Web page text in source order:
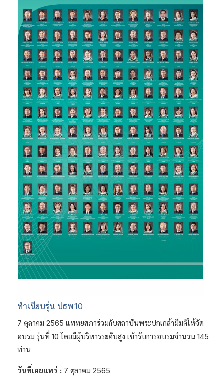
ทำเนียบรุ่น ปธพ.10
7 ตุลาคม 2565 แพทยสภาร่วมกับสถาบันพระปกเกล้ามีมติให้จัด
อบรม รุ่นที่ 10 โดยมีผู้บริหารระดับสูง เข้ารับการอบรมจำนวน 145
ท่าน
วันที่เผยแพร่ : 7 ตุลาคม 2565